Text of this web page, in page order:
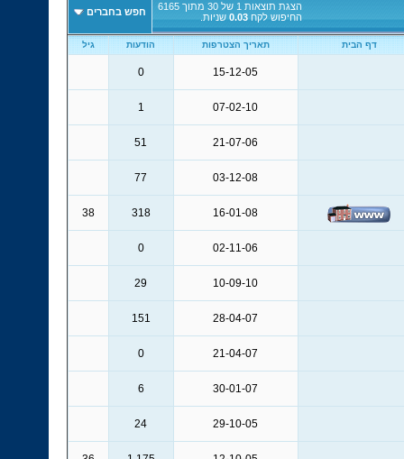
הצגת תוצאות 1 של 30 מתוך 6165
החיפוש לקח0.03 שניות. חפש בחברים
דף הבית תאריך הצטרפות הודעות גיל
15-12-05
0
07-02-10
1
21-07-06
51
03-12-08
77
16-01-08
318
38
02-11-06
0
10-09-10
29
28-04-07
151
21-04-07
0
30-01-07
6
29-10-05
24